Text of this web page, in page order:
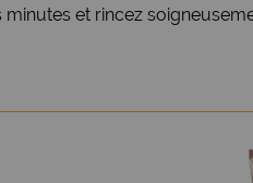
et rincez